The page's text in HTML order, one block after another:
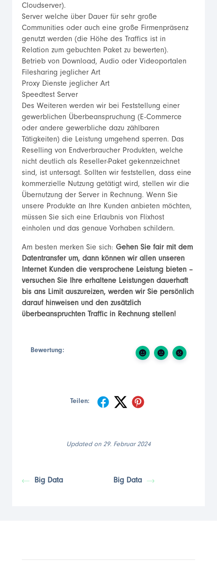
Cloudserver).
Server welche über Dauer für sehr große
Communities oder auch eine große Firmenpräsenz
genutzt werden (die Höhe des Traffics ist in
Relation zum gebuchten Paket zu bewerten).
Betrieb von Download, Audio oder Videoportalen
Filesharing jeglicher Art
Proxy Dienste jeglicher Art
Speedtest Server
Des Weiteren werden wir bei Feststellung einer
gewerblichen Überbeanspruchung (E-Commerce
oder andere gewerbliche dazu zählbaren
Tätigkeiten) die Leistung umgehend sperren. Das
Reselling von Endverbraucher Produkten, welche
nicht deutlich als Reseller-Paket gekennzeichnet
sind, ist untersagt. Sollten wir feststellen, dass eine
kommerzielle Nutzung getätigt wird, stellen wir die
Übernutzung der Server in Rechnung. Wenn Sie
unsere Produkte an Ihre Kunden anbieten möchten,
müssen Sie sich eine Erlaubnis von Flixhost
einholen und das genaue Vorhaben schildern.
Am besten merken Sie sich: Gehen Sie fair mit dem
Datentransfer um, dann können wir allen unseren
Internet Kunden die versprochene Leistung bieten –
versuchen Sie Ihre erhaltene Leistungen dauerhaft
bis ans Limit auszureizen, werden wir Sie persönlich
darauf hinweisen und den zusätzlich
überbeanspruchten Traffic in Rechnung stellen!
Bewertung:
Teilen:
Updated on 29. Februar 2024
Big Data Big Data